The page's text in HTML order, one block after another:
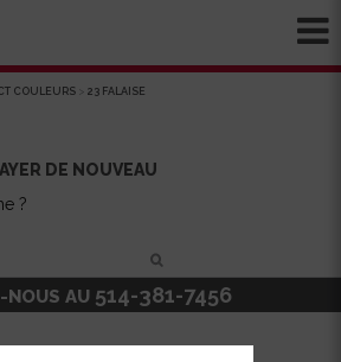
COULEURS > 23 FALAISE
DE NOUVEAU
?
NOUS AU 514-381-7456